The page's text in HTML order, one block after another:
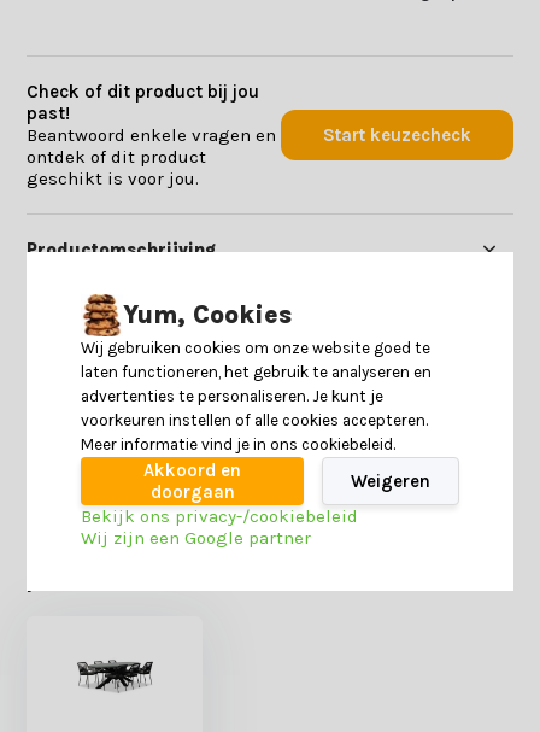
Check of dit product bij jou
past!
Beantwoord enkele vragen en
ontdek of dit product
geschikt is voor jou.
Start keuzecheck
Productomschrijving
Specificaties
Reviews
Yum, Cookies
Wij gebruiken cookies om onze website goed te
laten functioneren, het gebruik te analyseren en
advertenties te personaliseren. Je kunt je
voorkeuren instellen of alle cookies accepteren.
Meer informatie vind je in ons cookiebeleid.
Akkoord en
doorgaan
Weigeren
Bekijk ons privacy-/cookiebeleid
Wij zijn een Google partner